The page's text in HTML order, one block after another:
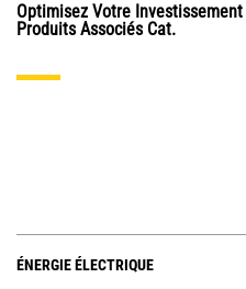
Optimisez Votre
Produits Associés Cat.
ÉNERGIE ÉLECTRIQUE